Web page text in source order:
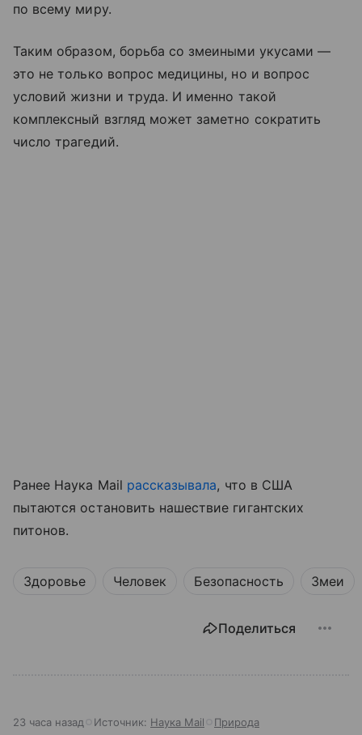
по всему миру.
Таким образом, борьба со змеиными укусами —
это не только вопрос медицины, но и вопрос
условий жизни и труда. И именно такой
комплексный взгляд может заметно сократить
число трагедий.
Ранее Наука Mail рассказывала, что в США
пытаются остановить нашествие гигантских
питонов.
Здоровье Человек Безопасность Змеи
Поделиться
23 часа назад Источник: Наука Mail Природа